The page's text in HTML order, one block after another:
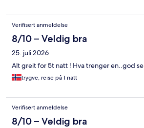
Verifisert anmeldelse
8/10 – Veldig bra
25. juli 2026
Alt greit for 5t natt ! Hva trenger en..god
trygve, reise på 1 natt
Verifisert anmeldelse
8/10 – Veldig bra